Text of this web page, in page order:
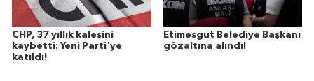
CHP, 37 yıllık kalesini
kaybetti: Yeni Parti'ye
katıldı!
Etimesgut Belediye Başkanı
gözaltına alındı!